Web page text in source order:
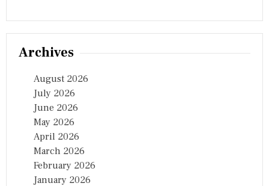
Archives
August 2026
July 2026
June 2026
May 2026
April 2026
March 2026
February 2026
January 2026